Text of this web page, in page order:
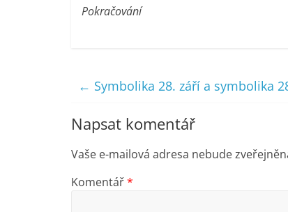
Pokračování
← Symbolika 28. září a symbolika
Napsat komentář
Vaše e-mailová adresa nebude
Komentář*